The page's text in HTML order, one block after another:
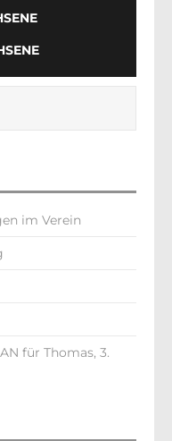
im Verein
für Thomas, 3.